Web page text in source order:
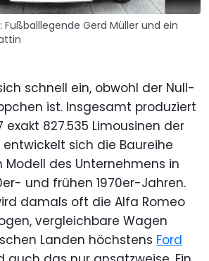
Gerd Müller und ein
schnell ein, obwohl der Null-
ist. Insgesamt produziert
exakt 827.535 Limousinen der
sich die Baureihe
des Unternehmens in
und frühen 1970er-Jahren.
damals oft die Alfa Romeo
vergleichbare Wagen
Landen höchstens Ford